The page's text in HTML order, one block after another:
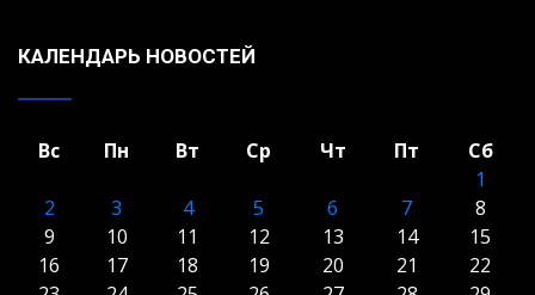
КАЛЕНДАРЬ НОВОСТЕЙ
Вс Пн Вт Ср Чт Пт
Сб
1
2
3 4 5 6 7
8
9
10 11 12 13 14
15
16
17 18 19 20 21
22